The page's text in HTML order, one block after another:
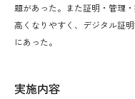
題があった。また証明・管理
高くなりやすく、デジタル証
にあった。
実施内容